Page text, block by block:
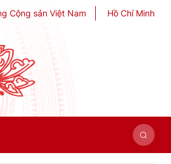
Cộng sản Việt Nam Hồ Chí Minh